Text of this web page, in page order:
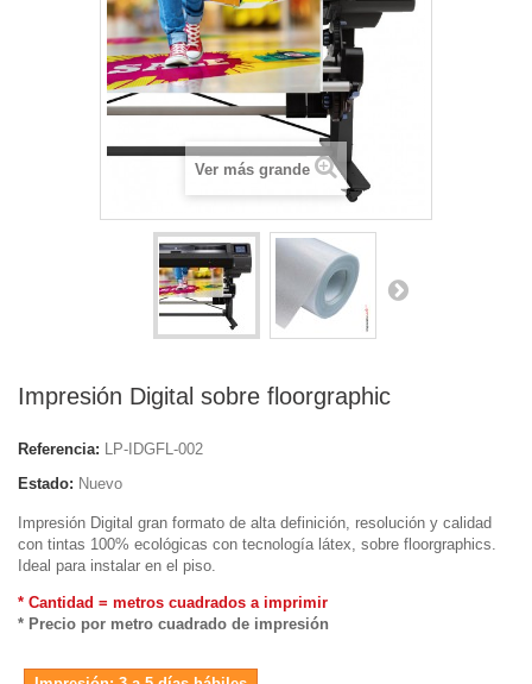
Ver más grande
Impresión Digital sobre floorgraphic
Referencia: LP-IDGFL-002
Estado: Nuevo
Impresión Digital gran formato de alta definición, resolución y calidad
con tintas 100% ecológicas con tecnología látex, sobre floorgraphics.
Ideal para instalar en el piso.
* Cantidad = metros cuadrados a imprimir
* Precio por metro cuadrado de impresión